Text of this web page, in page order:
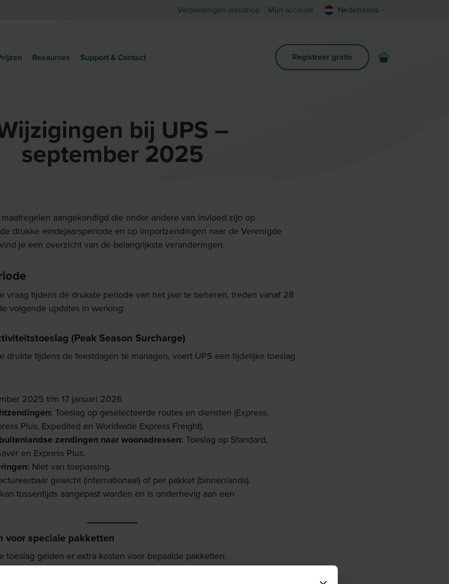
Verpakkingen webshop Mijn account Nederlands
Resources Support & Contact Registreer gratis
bij UPS –
september 2025
aangekondigd die onder andere van invloed zijn op
drukke eindejaarsperiode en op importzendingen naar de Verenigde
je een overzicht van de belangrijkste veranderingen.
vraag tijdens de drukste periode van het jaar te beheren, treden vanaf 28
volgende updates in werking:
(Peak Season Surcharge)
drukte tijdens de feestdagen te managen, voert UPS een tijdelijke toeslag
2025 t/m 17 januari 2026
Toeslag op geselecteerde routes en diensten (Express,
Plus, Expedited en Worldwide Express Freight).
zendingen naar woonadressen: Toeslag op Standard,
en Express Plus.
Niet van toepassing.
gewicht (internationaal) of per pakket (binnenlands).
tussentijds aangepast worden en is onderhevig aan een
voor speciale pakketten
toeslag gelden er extra kosten voor bepaalde pakketten: